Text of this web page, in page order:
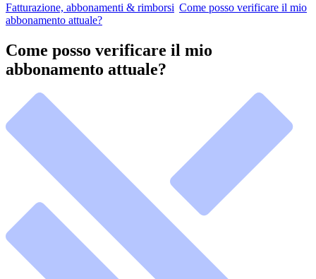
Fatturazione, abbonamenti & rimborsi Come posso verificare il mio
abbonamento attuale?
Come posso verificare il mio
abbonamento attuale?